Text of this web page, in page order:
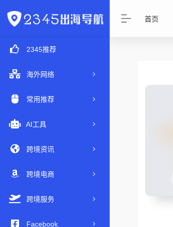
2345推荐
海外网络
常用推荐
AI工具
跨境资讯
跨境电商
跨境服务
Facebook
首页